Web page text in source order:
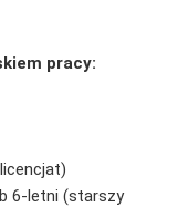
pracy:
6-letni (starszy